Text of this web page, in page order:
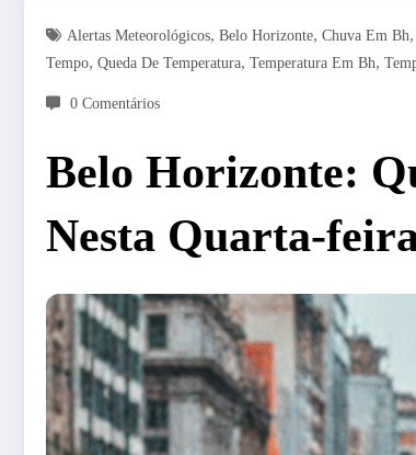
Alertas Meteorológicos, Belo Horizonte, Chuva Em Bh,
Tempo, Queda De Temperatura, Temperatura Em Bh,
0 Comentários
Belo Horizonte:
Nesta Quarta-